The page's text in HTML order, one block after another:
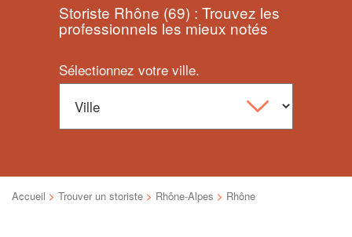
Storiste Rhône (69) : Trouvez les
professionnels les mieux notés
Sélectionnez votre ville.
Accueil > Trouver un storiste > Rhône-Alpes > Rhône